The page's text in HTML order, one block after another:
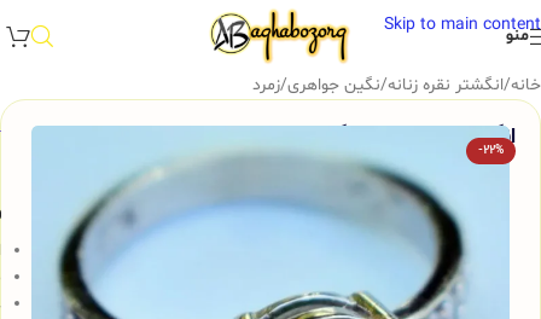
Skip to main content
منو
خانه/انگشتر نقره زنانه/نگین جواهری/زمرد
انگشتر نقره زنانه با نگین زمرد اصل و زیبا، کد 535
-22%